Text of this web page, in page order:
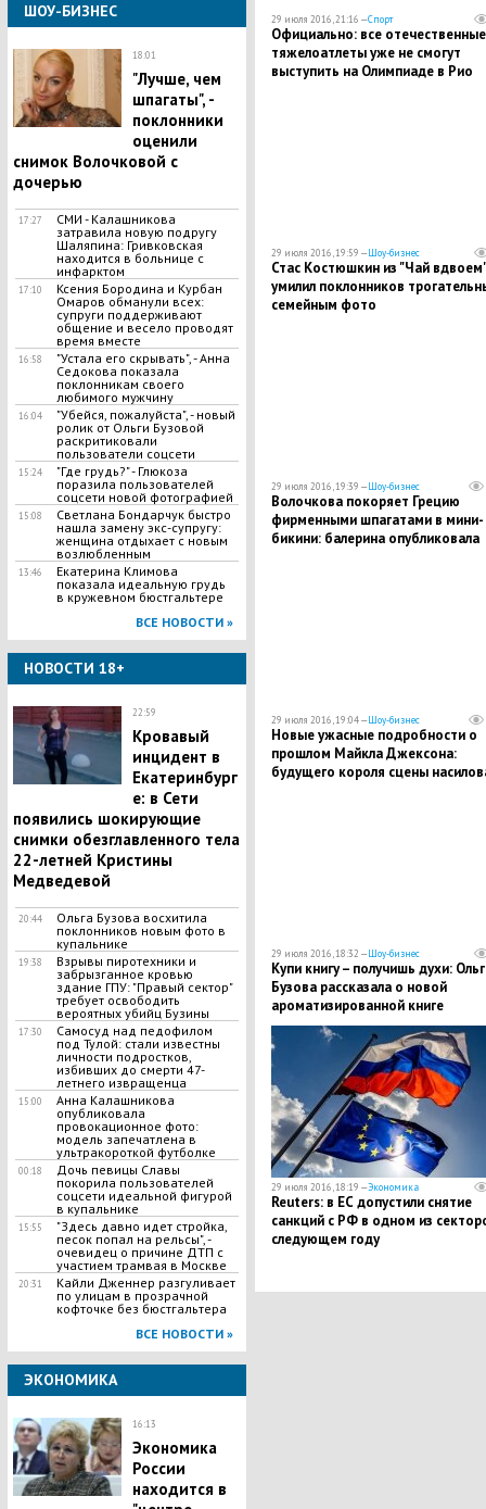
ШОУ-БИЗНЕС
18:01
"Лучше, чем
шпагаты", -
поклонники
оценили
снимок Волочковой с
дочерью
17:27
СМИ - Калашникова
затравила новую подругу
Шаляпина: Гривковская
находится в больнице с
инфарктом
17:10
Ксения Бородина и Курбан
Омаров обманули всех:
супруги поддерживают
общение и весело проводят
время вместе
16:58
"Устала его скрывать", - Анна
Седокова показала
поклонникам своего
любимого мужчину
16:04
"Убейся, пожалуйста", - новый
ролик от Ольги Бузовой
раскритиковали
пользователи соцсети
15:24
"Где грудь?" - Глюкоза
поразила пользователей
соцсети новой фотографией
15:08
Светлана Бондарчук быстро
нашла замену экс-супругу:
женщина отдыхает с новым
возлюбленным
13:46
Екатерина Климова
показала идеальную грудь
в кружевном бюстгальтере
ВСЕ НОВОСТИ »
НОВОСТИ 18+
22:59
Кровавый
инцидент в
Екатеринбург
е: в Сети
появились шокирующие
снимки обезглавленного тела
22-летней Кристины
Медведевой
20:44
Ольга Бузова восхитила
поклонников новым фото в
купальнике
19:38
Взрывы пиротехники и
забрызганное кровью
здание ГПУ: "Правый сектор"
требует освободить
вероятных убийц Бузины
17:30
​Самосуд над педофилом
под Тулой: стали известны
личности подростков,
избивших до смерти 47-
летнего извращенца
15:00
Анна Калашникова
опубликовала
провокационное фото:
модель запечатлена в
ультракороткой футболке
00:18
Дочь певицы Славы
покорила пользователей
соцсети идеальной фигурой
в купальнике
15:55
"Здесь давно идет стройка,
песок попал на рельсы", -
очевидец о причине ДТП с
участием трамвая в Москве
20:31
Кайли Дженнер разгуливает
по улицам в прозрачной
кофточке без бюстгальтера
ВСЕ НОВОСТИ »
ЭКОНОМИКА
16:13
Экономика
России
находится в
29 июля 2016, 21:16 —Спорт
Официально: все отечественные
тяжелоатлеты уже не смогут
выступить на Олимпиаде в Рио
29 июля 2016, 19:59 —Шоу-бизнес
Стас Костюшкин из "Чай вдвоем"
умилил поклонников
семейным фото
29 июля 2016, 19:39 —Шоу-бизнес
Волочкова покоряет Грецию
фирменными шпагатами в мини-
бикини: балерина опубликовала
29 июля 2016, 19:04 —Шоу-бизнес
Новые ужасные подробности о
прошлом Майкла Джексона:
будущего короля сцены
29 июля 2016, 18:32 —Шоу-бизнес
Купи книгу – получишь духи:
Бузова рассказала о новой
ароматизированной книге
29 июля 2016, 18:19 —Экономика
Reuters: в ЕС допустили снятие
санкций с РФ в одном из
следующем году